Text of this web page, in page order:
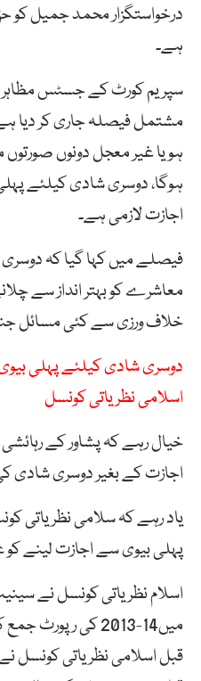
درخواستگزارمحمدجمیلکو
ہے۔
سپریمکورٹکےجسٹسمظاہر
مشتملفیصلہجاریکردیا
ہویاغیرمعجلدونوںصورتوں
ہوگا،دوسریشادیکیلئے
اجازتلازمیہے۔
فیصلےمیںکہاگیاکہدوسری
معاشرےکوبہتراندازسے
خلافورزیسےکئیمسائل
دوسری شادی کیلئے پہلی
اسلامی نظریاتی کونسل
خیال رہے کہ پشاورکےرہائشی
اجازتکےبغیردوسریشادی
یاد رہے کہ سلامی نظریاتی
پہلی بیوی سے اجازت لینے کو
اسلام نظریاتی کونسل نے
قبل اسلامی نظریاتی کونسل